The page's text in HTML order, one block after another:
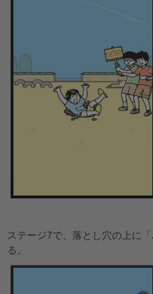
ステージ7で、落とし穴の上に
る。